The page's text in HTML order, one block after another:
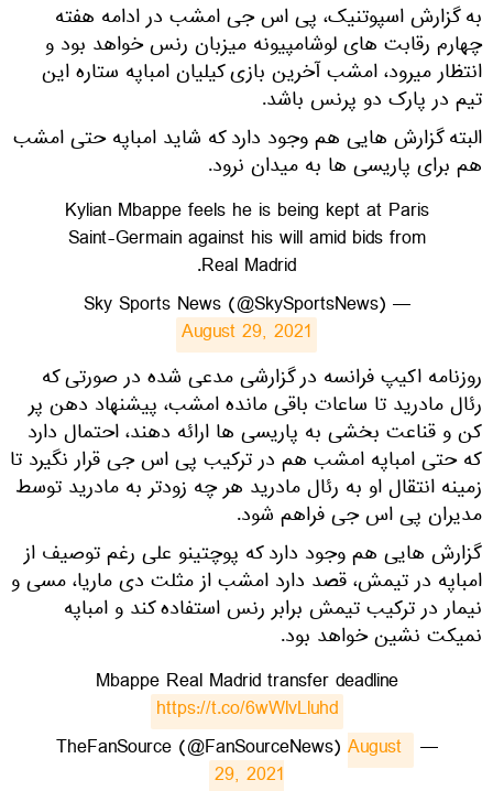
به گزارش اسپوتنیک، پی اس جی امشب در ادامه هفته
چهارم رقابت های لوشامپیونه میزبان رنس خواهد بود و
انتظار میرود، امشب آخرین بازی کیلیان امباپه ستاره این
تیم در پارک دو پرنس باشد.
البته گزارش هایی هم وجود دارد که شاید امباپه حتی امشب
هم برای پاریسی ها به میدان نرود.
Kylian Mbappe feels he is being kept at Paris
Saint-Germain against his will amid bids from
Real Madrid.
— Sky Sports News (@SkySportsNews)
August 29, 2021
روزنامه اکیپ فرانسه در گزارشی مدعی شده در صورتی که
رئال مادرید تا ساعات باقی مانده امشب، پیشنهاد دهن پر
کن و قناعت بخشی به پاریسی ها ارائه دهند، احتمال دارد
که حتی امباپه امشب هم در ترکیب پی اس جی قرار نگیرد تا
زمینه انتقال او به رئال مادرید هر چه زودتر به مادرید توسط
مدیران پی اس جی فراهم شود.
گزارش هایی هم وجود دارد که پوچتینو علی رغم توصیف از
امباپه در تیمش، قصد دارد امشب از مثلت دی ماریا، مسی و
نیمار در ترکیب تیمش برابر رنس استفاده کند و امباپه
نمیکت نشین خواهد بود.
Mbappe Real Madrid transfer deadline
https://t.co/6wWlvLluhd
— TheFanSource (@FanSourceNews)
August
29, 2021